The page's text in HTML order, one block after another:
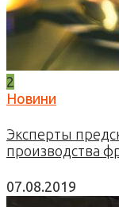
2
Новини
Эксперты
производства
07.08.2019